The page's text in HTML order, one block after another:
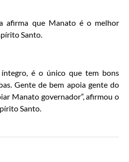
afirma que Manato é o melhor
Santo.
é o único que tem bons
Gente de bem apoia gente do
Manato governador”, afirmou o
Santo.